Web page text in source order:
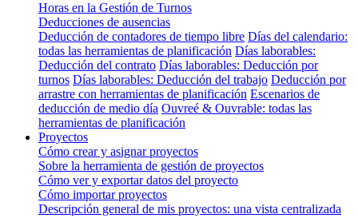
Horas en la Gestión de Turnos
Deducciones de ausencias
Deducción de contadores de tiempo libre Días del calendario:
todas las herramientas de planificación Días laborables:
Deducción del contrato Días laborables: Deducción por
turnos Días laborables: Deducción del trabajo Deducción por
arrastre con herramientas de planificación Escenarios de
deducción de medio día Ouvreé & Ouvrable: todas las
herramientas de planificación
Proyectos
Cómo crear y asignar proyectos
Sobre la herramienta de gestión de proyectos
Cómo ver y exportar datos del proyecto
Cómo importar proyectos
Descripción general de mis proyectos: una vista centralizada